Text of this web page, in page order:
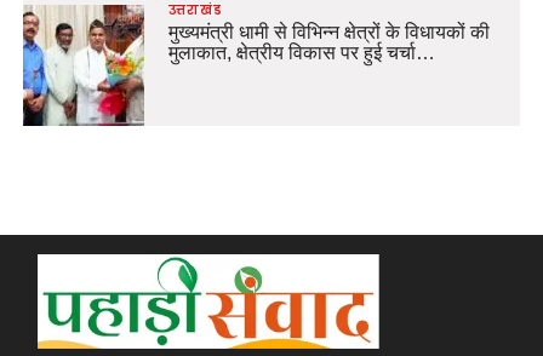
उत्तराखंड
मुख्यमंत्री धामी से विभिन्न क्षेत्रों के विधायकों की
मुलाकात, क्षेत्रीय विकास पर हुई चर्चा…